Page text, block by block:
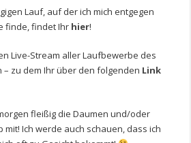
Lauf, auf der ich mich entgegen
finde, findet Ihr hier!
Live-Stream aller Laufbewerbe des
– zu dem Ihr über den folgenden Link
fleißig die Daumen und/oder
Ich werde auch schauen, dass ich